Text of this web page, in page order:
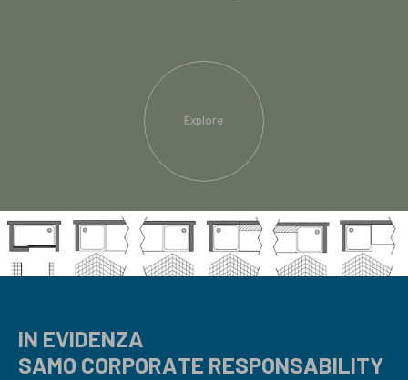
Explore
IN EVIDENZA
SAMO CORPORATE RESPONSABILITY